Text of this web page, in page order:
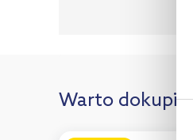
Warto dokupić: